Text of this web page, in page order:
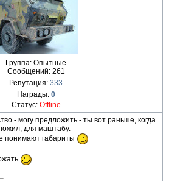
Группа: Опытные
Сообщений: 261
Репутация: 333
Награды: 0
Статус: Offline
- могу предложить - ты вот раньше, когда
для маштабу.
понимают габариты